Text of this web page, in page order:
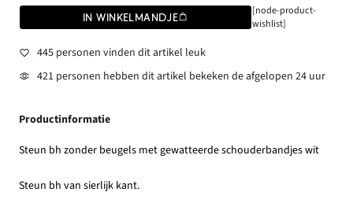
IN WINKELMANDJE
[node-product-
wishlist]
445 personen vinden dit artikel leuk
421 personen hebben dit artikel bekeken de afgelopen 24 uur
Productinformatie
Steun bh zonder beugels met gewatteerde schouderbandjes wit
Steun bh van sierlijk kant.